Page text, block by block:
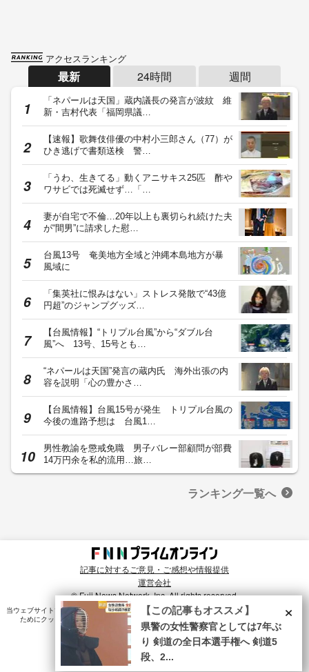
アクセスランキング
最新 24時間 週間
「ネパールは天国」蔵内議長の発言が波紋 維
新・吉村代表「福岡県議…
【速報】歌舞伎俳優の中村小三郎さん（77）が
ひき逃げで書類送検 警…
「うわ、生きてる」動くアニサキス25匹 酢や
ワサビでは死滅せず…「…
妻が自宅で不倫…20年以上も裏切られ続けた夫
が“間男”に請求した慰…
台風13号 奄美地方全域と沖縄本島地方が暴
風域に
「集英社に恨みはない」ストレス発散で“43億
円超”のジャンプグッズ…
【台風情報】“トリプル台風”から“ダブル台
風”へ 13号、15号とも…
“ネパールは天国”発言の蔵内氏 海外出張の内
容を説明「心の豊かさ…
【台風情報】台風15号が発生 トリプル台風の
今後の進路予想は 台風1…
男性教諭を懲戒免職 男子バレー部顧問が部費
14万円余を私的流用…旅…
ランキング一覧へ
記事に対するご意見・ご感想や情報提供
運営会社
© Fuji News Network, Inc. All rights reserved.
当ウェブサイトでは、ユーザのニーズ・興味・関⼼に合致したコンテンツや広告配信を提供する
ためにクッキーを使⽤しています。詳細は、プライバシーポリシー をご確認ください。×
【この記事もオススメ】
県警の女性警察官としては7年ぶ
り 剣道の全日本選手権へ 剣道5
段、2...